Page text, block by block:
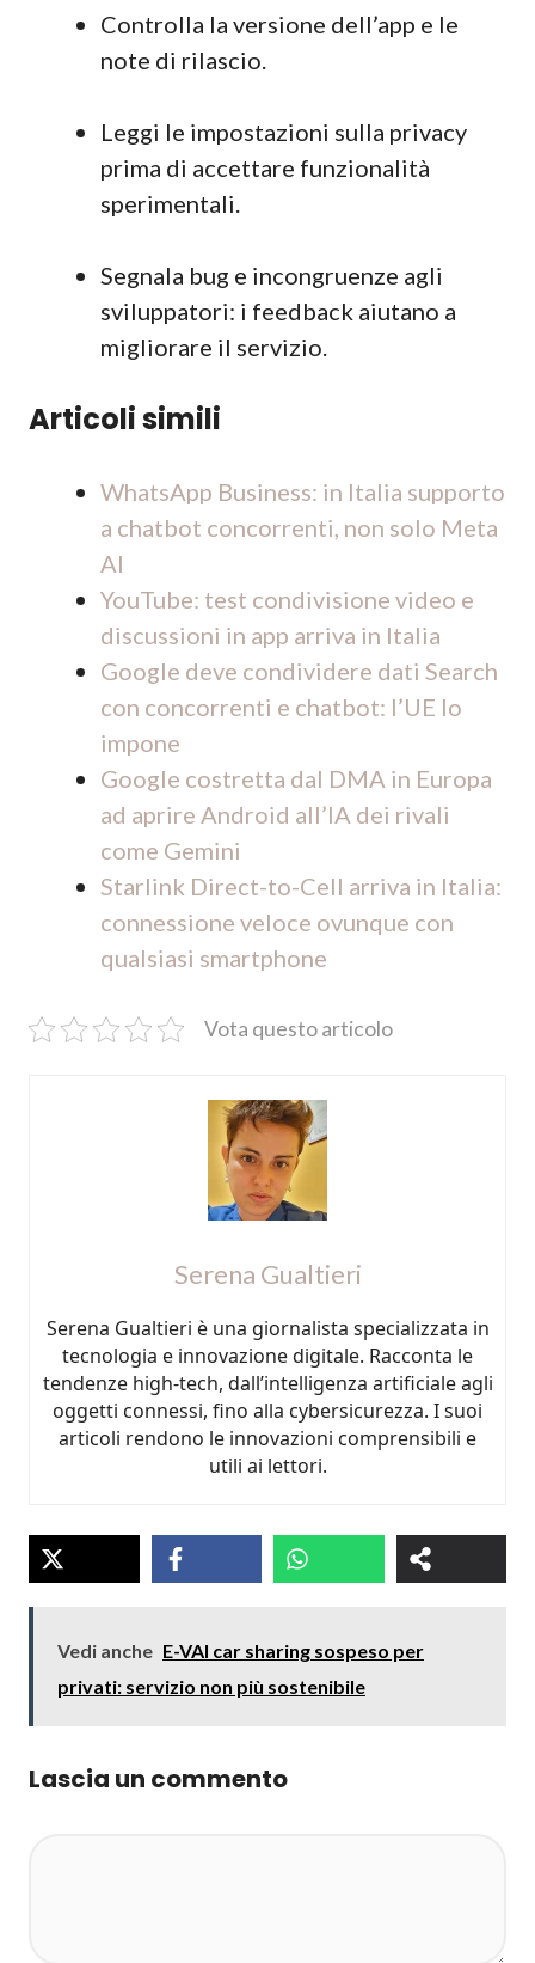
Controlla la versione dell’app e le
note di rilascio.
Leggi le impostazioni sulla privacy
prima di accettare funzionalità
sperimentali.
Segnala bug e incongruenze agli
sviluppatori: i feedback aiutano a
migliorare il servizio.
Articoli simili
WhatsApp Business: in Italia supporto
a chatbot concorrenti, non solo Meta
AI
YouTube: test condivisione video e
discussioni in app arriva in Italia
Google deve condividere dati Search
con concorrenti e chatbot: l’UE lo
impone
Google costretta dal DMA in Europa
ad aprire Android all’IA dei rivali
come Gemini
Starlink Direct-to-Cell arriva in Italia:
connessione veloce ovunque con
qualsiasi smartphone
Vota questo articolo
Serena Gualtieri
Serena Gualtieri è una giornalista specializzata in
tecnologia e innovazione digitale. Racconta le
tendenze high-tech, dall’intelligenza artificiale agli
oggetti connessi, fino alla cybersicurezza. I suoi
articoli rendono le innovazioni comprensibili e
utili ai lettori.
Vedi anche E-VAI car sharing sospeso per
privati: servizio non più sostenibile
Lascia un commento